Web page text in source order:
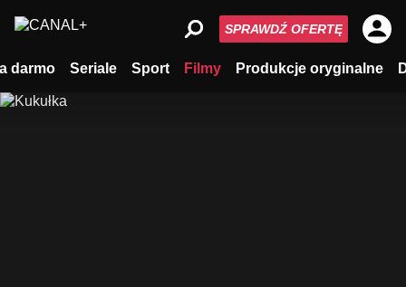
darmo Seriale Sport Filmy Produkcje oryginalne
SPRAWDŹ OFERTĘ